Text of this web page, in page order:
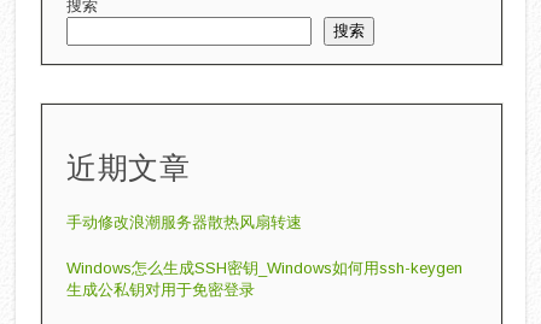
搜索
搜索
近期文章
手动修改‌浪潮服务器散热风扇转速
Windows怎么生成SSH密钥_Windows如何用ssh-keygen
生成公私钥对用于免密登录